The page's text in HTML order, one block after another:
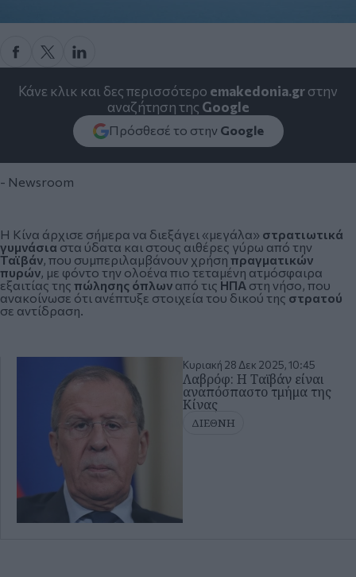
Κάνε κλικ και δες περισσότερο emakedonia.grστην
αναζήτηση της Google
Πρόσθεσέ το στην Google
- Newsroom
Η Κίνα άρχισε σήμερα να διεξάγει «μεγάλα» στρατιωτικά
γυμνάσιαστα ύδατα και στους αιθέρες γύρω από την
Ταϊβάν, που συμπεριλαμβάνουν χρήσηπραγματικών
πυρών, με φόντο την ολοένα πιο τεταμένη ατμόσφαιρα
εξαιτίας της πώλησης όπλων από τις ΗΠΑ στη νήσο, που
ανακοίνωσε ότι ανέπτυξε στοιχεία του δικού της στρατού
σε αντίδραση.
Κυριακή 28 Δεκ 2025, 10:45
Λαβρόφ: Η Ταϊβάν είναι
αναπόσπαστο τμήμα της
Κίνας
ΔΙΕΘΝΗ